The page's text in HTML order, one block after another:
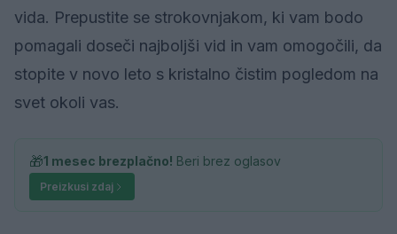
vida. Prepustite se strokovnjakom, ki vam bodo
pomagali doseči najboljši vid in vam omogočili, da
stopite v novo leto s kristalno čistim pogledom na
svet okoli vas.
🎁1 mesec brezplačno! Beri brez oglasov
Preizkusi zdaj